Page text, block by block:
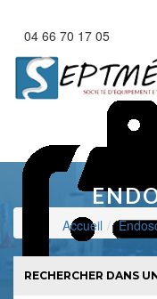
04 66 70 17 05
Accueil